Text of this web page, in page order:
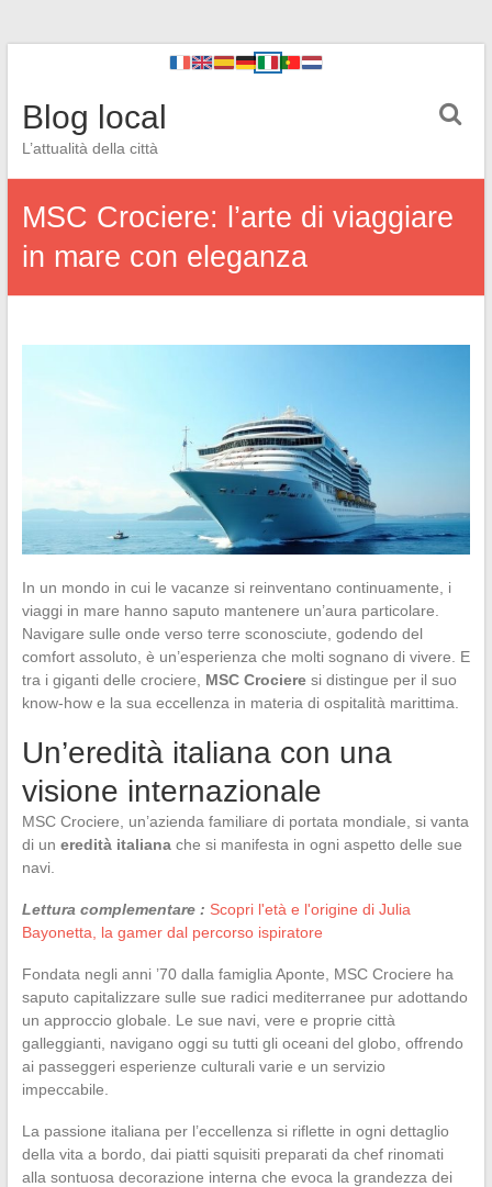
Blog local
L’attualità della città
MSC Crociere: l’arte di viaggiare
in mare con eleganza
In un mondo in cui le vacanze si reinventano continuamente, i
viaggi in mare hanno saputo mantenere un’aura particolare.
Navigare sulle onde verso terre sconosciute, godendo del
comfort assoluto, è un’esperienza che molti sognano di vivere. E
tra i giganti delle crociere, MSC Crocieresi distingue per il suo
know-how e la sua eccellenza in materia di ospitalità marittima.
Un’eredità italiana con una
visione internazionale
MSC Crociere, un’azienda familiare di portata mondiale, si vanta
di un eredità italianache si manifesta in ogni aspetto delle sue
navi.
Lettura complementare : Scopri l'età e l'origine di Julia
Bayonetta, la gamer dal percorso ispiratore
Fondata negli anni ’70 dalla famiglia Aponte, MSC Crociere ha
saputo capitalizzare sulle sue radici mediterranee pur adottando
un approccio globale. Le sue navi, vere e proprie città
galleggianti, navigano oggi su tutti gli oceani del globo, offrendo
ai passeggeri esperienze culturali varie e un servizio
impeccabile.
La passione italiana per l’eccellenza si riflette in ogni dettaglio
della vita a bordo, dai piatti squisiti preparati da chef rinomati
alla sontuosa decorazione interna che evoca la grandezza dei